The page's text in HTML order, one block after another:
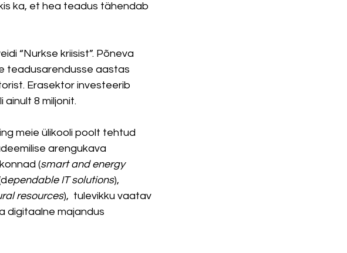
ka, et hea teadus tähendab
“Nurkse kriisist”. Põneva
teadusarendusse aastas
Erasektor investeerib
8 miljonit.
meie ülikooli poolt tehtud
arengukava
(smart and energy
ependable IT solutions),
resources),  tulevikku vaatav
digitaalne majandus